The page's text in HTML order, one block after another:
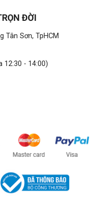
chóng.
3535 mang đến
ĐỜI
Tân Sơn, TpHCM
12:30 - 14:00)